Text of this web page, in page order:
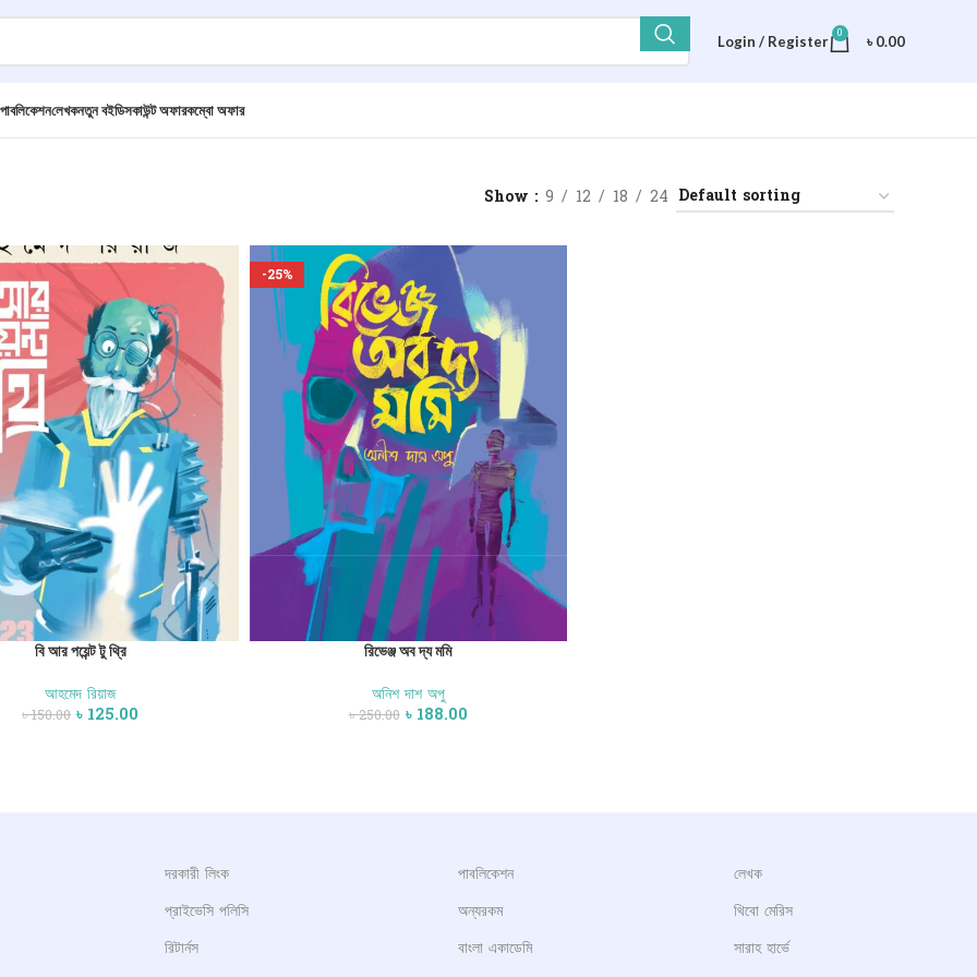
Login / Register 0 ৳0.00
পাবলিকেশনলেখকনতুন বইডিসকাউন্ট অফারকম্বো অফার
Show 9 12 18 24
বি আর পয়েন্ট টু থ্রি
আহমেদ রিয়াজ
৳150.00 ৳ 125.00
-25%
রিভেঞ্জ অব দ্য মমি
অনিশ দাশ অপু
৳250.00 ৳ 188.00
দরকারী লিংক
প্রাইভেসি পলিসি
রিটার্নস
পাবলিকেশন
অন্যরকম
বাংলা একাডেমি
লেখক
থিবো মেরিস
সারাহ হার্ভে